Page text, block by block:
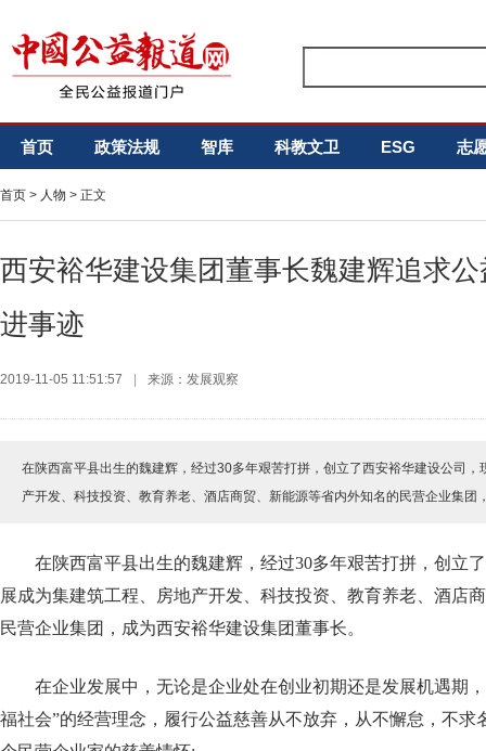
首页 政策法规 智库 科教文卫 ESG 志
首页 > 人物 > 正文
西安裕华建设集团董事长魏建辉追求
进事迹
2019-11-05 11:51:57 来源：发展观察
在陕西富平县出生的魏建辉，经过30多年艰苦打拼，创立了西安裕华建设公司，
产开发、科技投资、教育养老、酒店商贸、新能源等省内外知名的民营企业集团
在陕西富平县出生的魏建辉，经过30多年艰苦打拼，创立
展成为集建筑工程、房地产开发、科技投资、教育养老、酒店
民营企业集团，成为西安裕华建设集团董事长。
在企业发展中，无论是企业处在创业初期还是发展机遇期
福社会”的经营理念，履行公益慈善从不放弃，从不懈怠，不求